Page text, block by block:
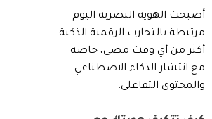
أصبحت الهوية البصرية اليوم
مرتبطة بالتجارب الرقمية الذكية
أكثر من أي وقت مضى، خاصة
مع انتشار الذكاء الاصطناعي
والمحتوى التفاعلي.